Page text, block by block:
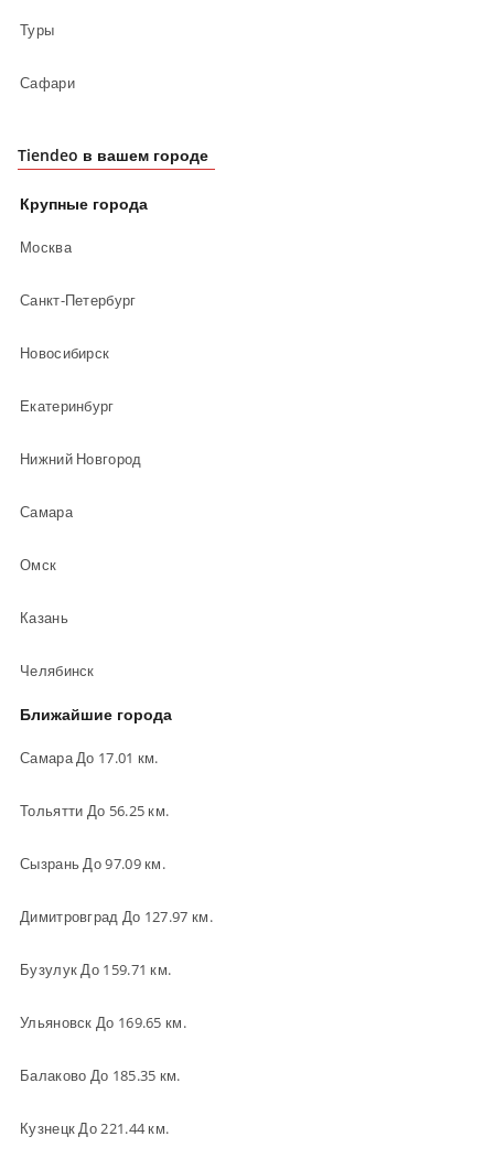
Туры
Сафари
Tiendeo в вашем городе
Крупные города
Москва
Санкт-Петербург
Новосибирск
Екатеринбург
Нижний Новгород
Самара
Омск
Казань
Челябинск
Ближайшие города
Самара До 17.01 км.
Тольятти До 56.25 км.
Сызрань До 97.09 км.
Димитровград До 127.97 км.
Бузулук До 159.71 км.
Ульяновск До 169.65 км.
Балаково До 185.35 км.
Кузнецк До 221.44 км.